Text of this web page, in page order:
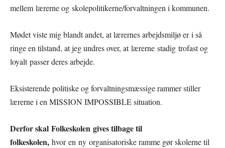
mellem lærerne og skolepolitikerne/forvaltningen i kommunen.
Mødet viste mig blandt andet, at lærernes arbejdsmiljø er i så
ringe en tilstand, at jeg undres over, at lærerne stadig trofast og
loyalt passer deres arbejde.
Eksisterende politiske og forvaltningsmæssige rammer stiller
lærerne i en MISSION IMPOSSIBLE situation.
Derfor skal Folkeskolen gives tilbage til
folkeskolen, hvor en ny organisatoriske ramme gør skolerne til